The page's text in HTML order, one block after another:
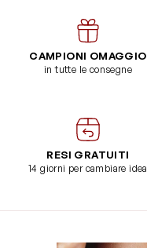
CAMPIONI OMAGGIO
in tutte le consegne
RESI GRATUITI
14 giorni per cambiare idea